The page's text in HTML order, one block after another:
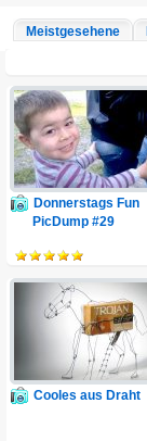
Meistgesehene
Donnerstags Fun
PicDump #29
Cooles aus Draht